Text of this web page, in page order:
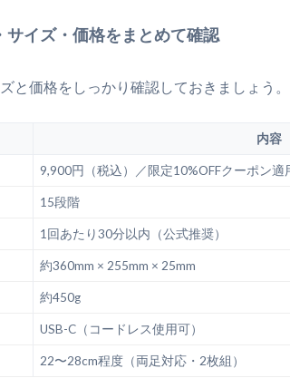
サイズ・価格をまとめて確認
と価格をしっかり確認しておきましょう。
内容
9,900円（税込）／限定10%OFFクーポン適
15段階
1回あたり30分以内（公式推奨）
約360mm × 255mm × 25mm
約450g
USB-C（コードレス使用可）
22〜28cm程度（両足対応・2枚組）